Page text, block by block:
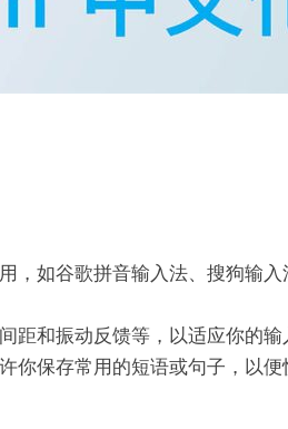
，如谷歌拼音输入法、搜狗输
距和振动反馈等，以适应你的输
你保存常用的短语或句子，以